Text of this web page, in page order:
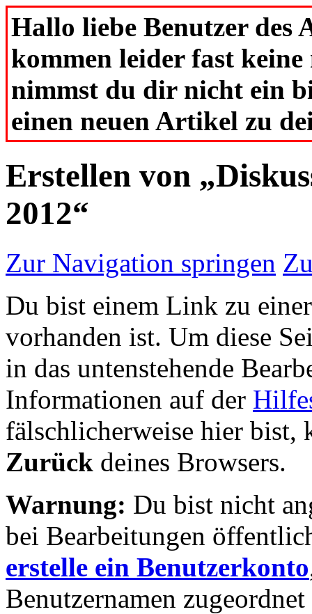
Hallo liebe Benutzer
kommen leider fast
nimmst du dir nicht ein
einen neuen Artikel zu
Erstellen von
2012“
Zur Navigation springen
Du bist einem Link zu
vorhanden ist. Um diese
in das untenstehende
Informationen auf der
fälschlicherweise hier bist,
Zurück deines Browsers.
Warnung: Du bist nicht
bei Bearbeitungen
erstelle ein Benutzerkonto
Benutzernamen